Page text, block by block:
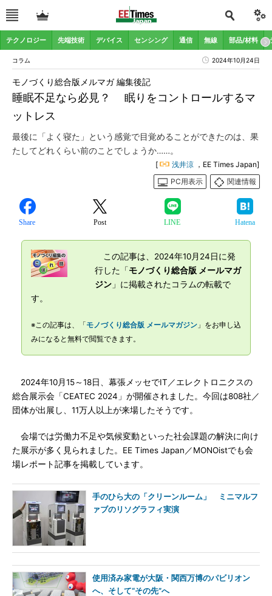
テクノロジー 先端技術 デバイス センシング 通信 無線 部品/材料
コラム 2024年10月24日
睡眠不足なら必見？ 眠りをコントロールするマ
ットレス
モノづくり総合版メルマガ 編集後記
最後に「よく寝た」という感覚で目覚めることができたのは、果
たしてどれくらい前のことでしょうか……。
[ 浅井涼 ，EE Times Japan]
PC用表示
関連情報
Share Post LINE Hatena
この記事は、2024年10月24日に発
行した「モノづくり総合版 メールマガ
ジン 」に掲載されたコラムの転載で
す。
※この記事は、「 モノづくり総合版 メールマガジン 」をお申し込
みになると無料で閲覧できます。
2024年10月15～18日、幕張メッセでIT／エレクトロニクスの
総合展示会「CEATEC 2024」が開催されました。今回は808社／
団体が出展し、11万人以上が来場したそうです。
会場では労働力不足や気候変動といった社会課題の解決に向け
た展示が多く見られました。EE Times Japan／MONOistでも会
場レポート記事を掲載しています。
手のひら大の「クリーンルーム」 ミニマルフ
ァブのリソグラフィ実演
使用済み家電が大阪・関西万博のパビリオン
へ、そして“その先”へ